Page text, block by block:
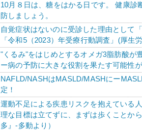
10月８日は、糖をはかる日です。 健康
防しましょう。
自覚症状はないのに受診した理由として
「令和5（2023）年受療行動調査」(厚生
"くるみ"をはじめとするオメガ3脂肪酸が
ー病の予防に大きな役割を果たす可能性
NAFLD/NASHはMASLD/MASHにー
定！
運動不足による疾患リスクを抱えている
理な目標は立てずに、まずは歩くことか
多』-多動より）